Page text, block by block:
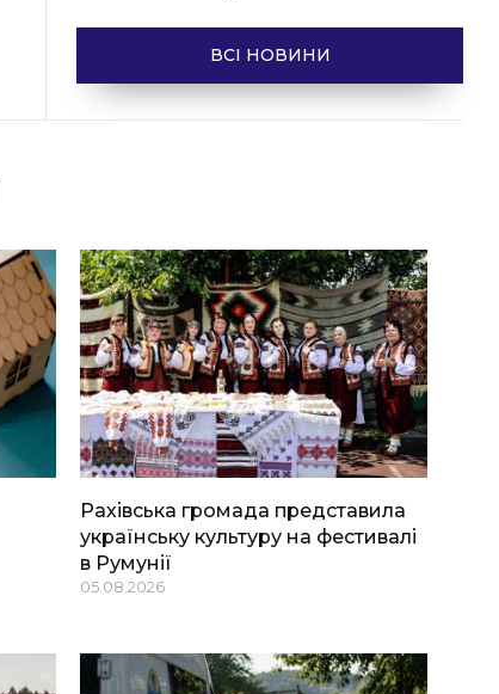
ВСІ НОВИНИ
Рахівська громада представила
українську культуру на фестивалі
в Румунії
05.08.2026